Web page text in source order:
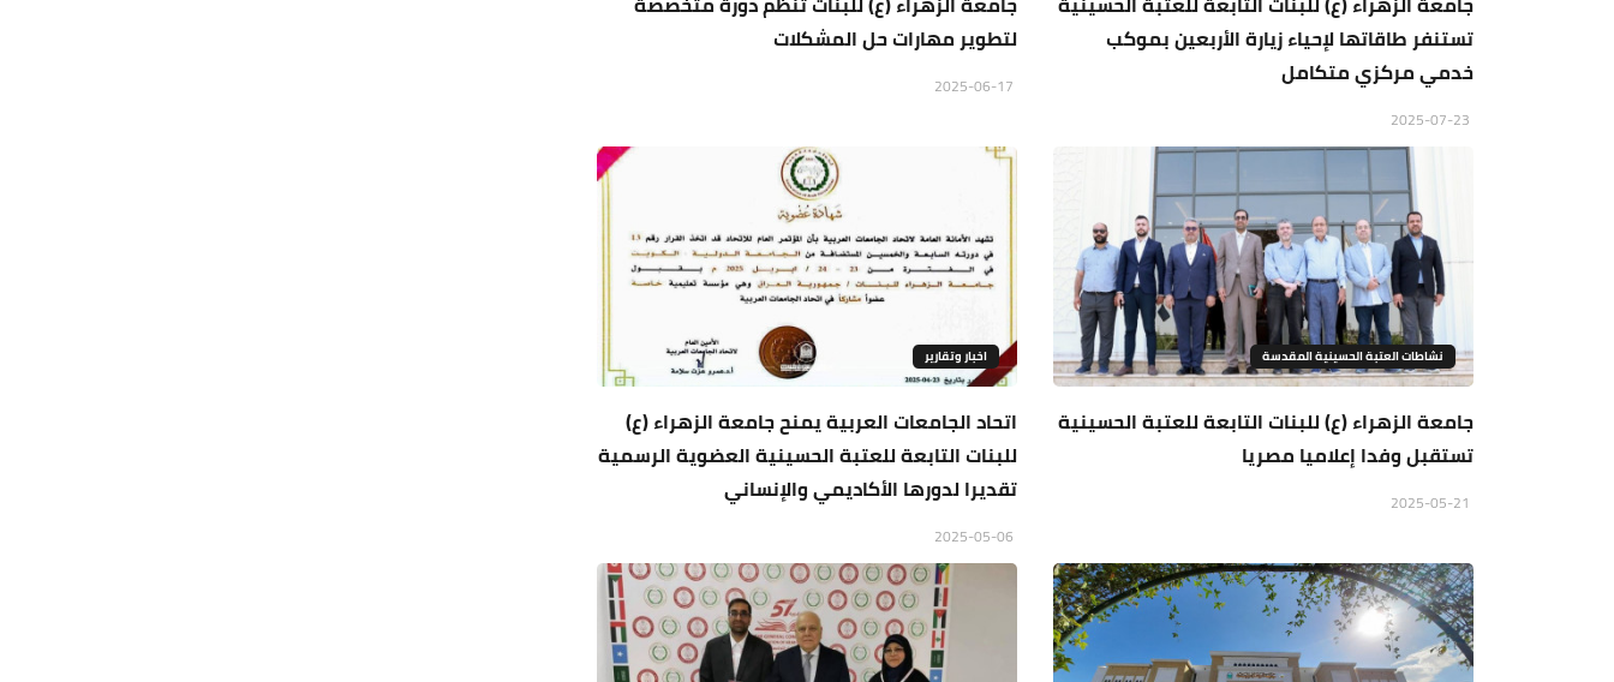
تستنفر طاقاتها لإحياء زيارة الأربعين بموكب
خدمي مركزي متكامل
لتطوير مهارات حل المشكلات
نشاطات العتبة الحسينية المقدسة
جامعة الزهراء (ع) للبنات التابعة للعتبة الحسينية
تستقبل وفدا إعلاميا مصريا
اخبار وتقارير
اتحاد الجامعات العربية يمنح جامعة الزهراء (ع)
للبنات التابعة للعتبة الحسينية العضوية الرسمية
تقديرا لدورها الأكاديمي والإنساني